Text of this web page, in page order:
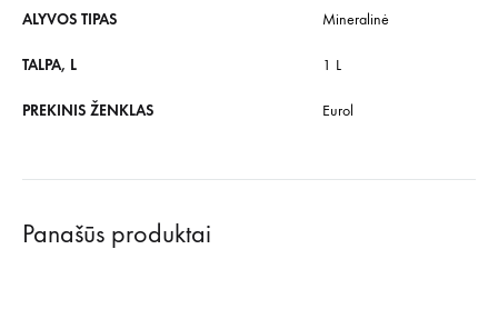
ALYVOS TIPAS Mineralinė
TALPA, L 1 L
PREKINIS ŽENKLAS Eurol
Panašūs produktai